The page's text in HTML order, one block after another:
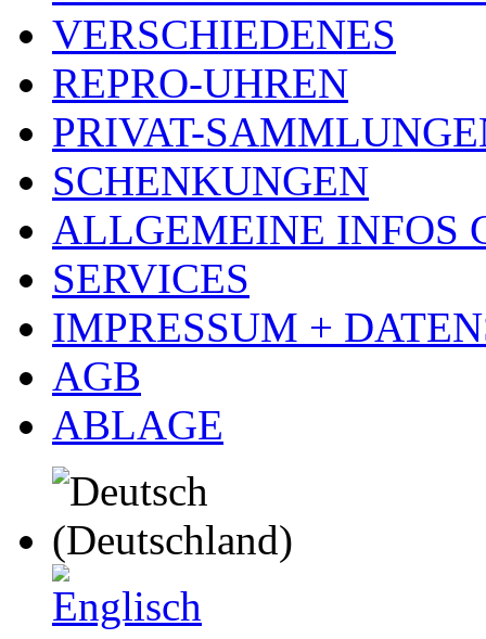
VERSCHIEDENES
REPRO-UHREN
PRIVAT-
SCHENKUNGEN
ALLGEMEINE INFOS
SERVICES
IMPRESSUM +
AGB
ABLAGE